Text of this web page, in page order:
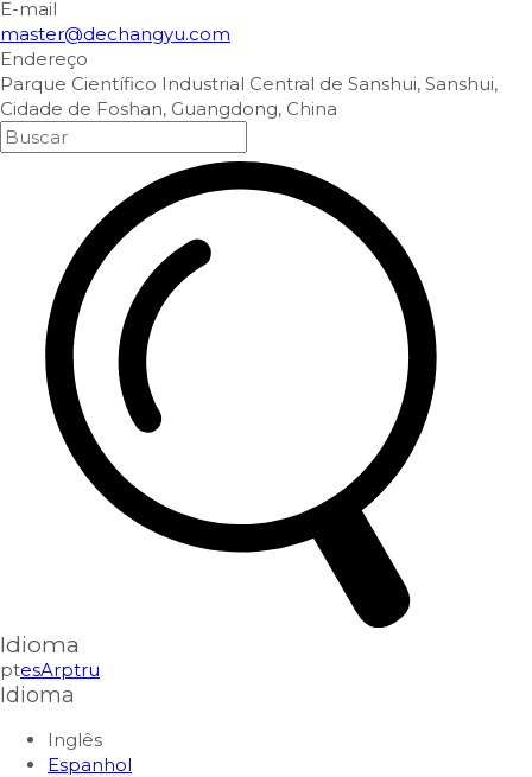
E-mail
master@dechangyu.com
Endereço
Parque Científico Industrial Central de Sanshui, Sanshui,
Cidade de Foshan, Guangdong, China
Idioma
ptesArptru
Idioma
Inglês
Espanhol